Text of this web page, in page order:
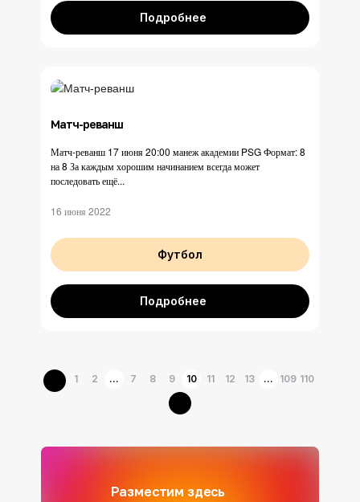
Подробнее
Матч-реванш
Матч-реванш 17 июня 20:00 манеж академии PSG Формат: 8
на 8 За каждым хорошим начинанием всегда может
последовать ещё...
16 июня 2022
Футбол
Подробнее
1 2 ... 7 8 9 10 11 12 13 ... 109 110
Разместим здесь